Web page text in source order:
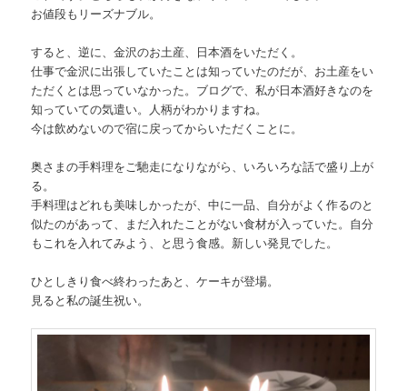
お値段もリーズナブル。
すると、逆に、金沢のお土産、日本酒をいただく。
仕事で金沢に出張していたことは知っていたのだが、お土産をい
ただくとは思っていなかった。ブログで、私が日本酒好きなのを
知っていての気遣い。人柄がわかりますね。
今は飲めないので宿に戻ってからいただくことに。
奥さまの手料理をご馳走になりながら、いろいろな話で盛り上が
る。
手料理はどれも美味しかったが、中に一品、自分がよく作るのと
似たのがあって、まだ入れたことがない食材が入っていた。自分
もこれを入れてみよう、と思う食感。新しい発見でした。
ひとしきり食べ終わったあと、ケーキが登場。
見ると私の誕生祝い。